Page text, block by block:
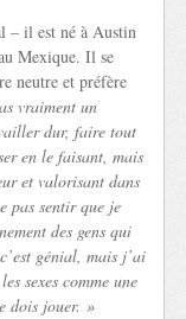
– il est né à Austin
Mexique. Il se
neutre et préfère
vraiment un
dur, faire tout
en le faisant, mais
et valorisant dans
pas sentir que je
des gens qui
génial, mais j’ai
sexes comme une
dois jouer. »